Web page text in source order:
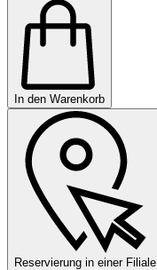
In den Warenkorb
Reservierung in einer Filiale